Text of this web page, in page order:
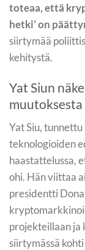
toteaa, että
hetki’ on
siirtymää
kehitystä.
Yat Siun
muutoksesta
Yat Siu,
teknologioiden
haastattelussa,
ohi. Hän viittaa
presidentti
projekteillaan ja
siirtymässä